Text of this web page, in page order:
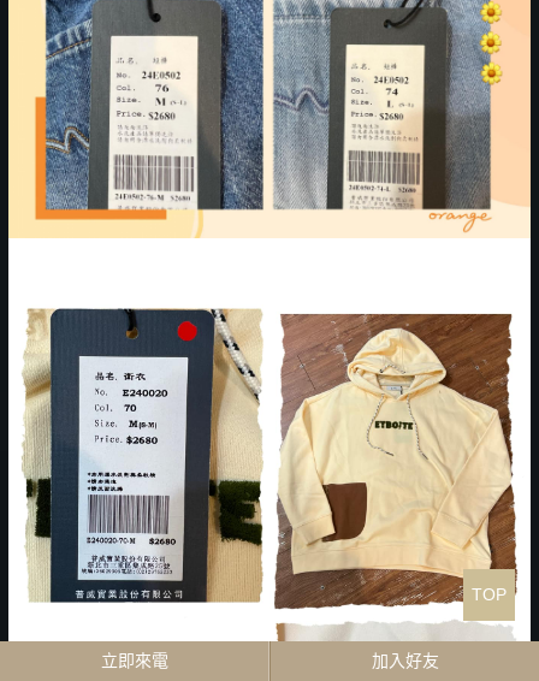
TOP
立即來電 加入好友